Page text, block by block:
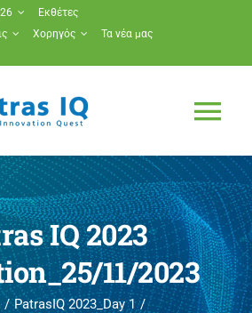
Εκθέτες
Χορηγός
Τα νέα μας
2026
IQ 2023
11/2023
PatrasIQ 2023_Day 1